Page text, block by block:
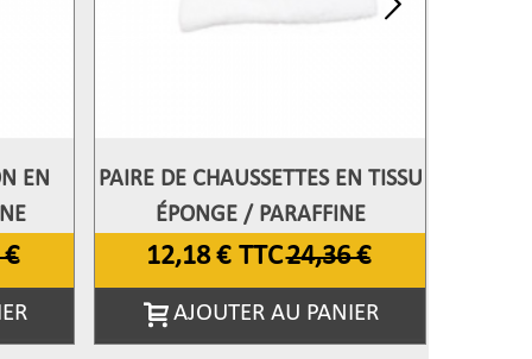
EN
Afficher Plus
PAIRE DE CHAUSSETTES EN TISSU
ÉPONGE / PARAFFINE
12,18 € TTC24,36 €
AJOUTER AU PANIER